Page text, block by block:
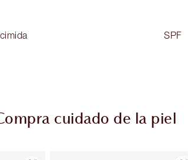
SPF
cuidado de la piel